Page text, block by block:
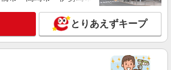
★交通費別途支給（規定あり） ゜+゜・。
゜+゜・。○。・゜+゜ 入社祝い金10万円支
と, インセンティブ支
週払い可能（規程有）★
○。・゜+゜・。○。・゜+゜
庫県西宮市のdocomoショップ
詳細を見る
とりあえずキープ